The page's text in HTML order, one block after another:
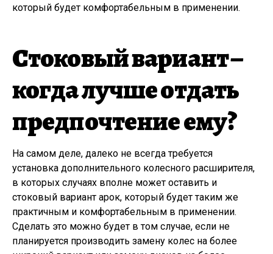
который будет комфортабельным в применении.
Стоковый вариант –
когда лучше отдать
предпочтение ему?
На самом деле, далеко не всегда требуется
установка дополнительного колесного расширителя,
в которых случаях вполне может оставить и
стоковый вариант арок, который будет таким же
практичным и комфортабельным в применении.
Сделать это можно будет в том случае, если не
планируется производить замену колес на более